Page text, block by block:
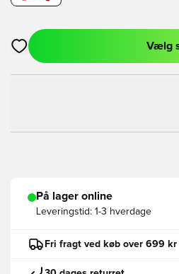
Åbner en Modal til at logge ind
Vælg
På lager online
Leveringstid: 1-3 hverdage
Fri fragt ved køb over 699 kr